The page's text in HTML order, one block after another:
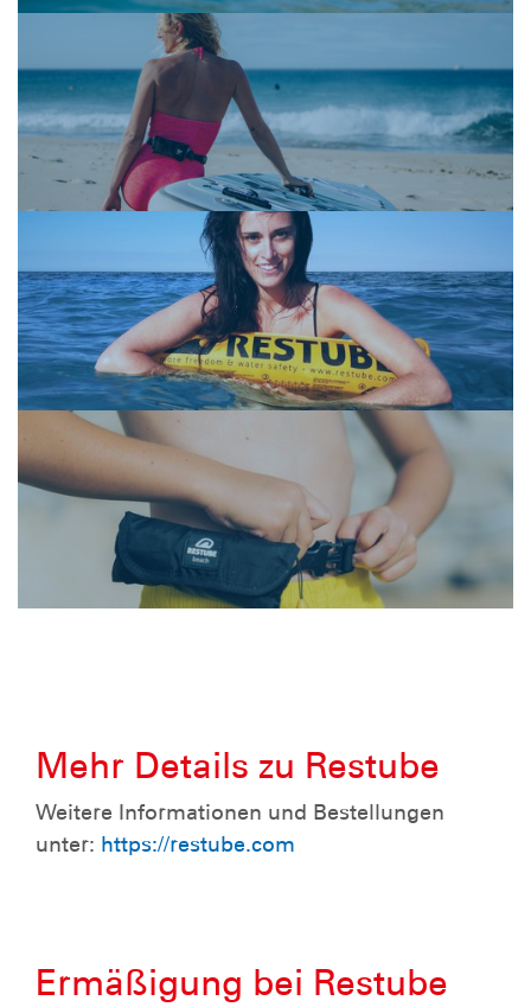
Mehr Details zu Restube
Weitere Informationen und Bestellungen
unter: https://restube.com
Ermäßigung bei Restube